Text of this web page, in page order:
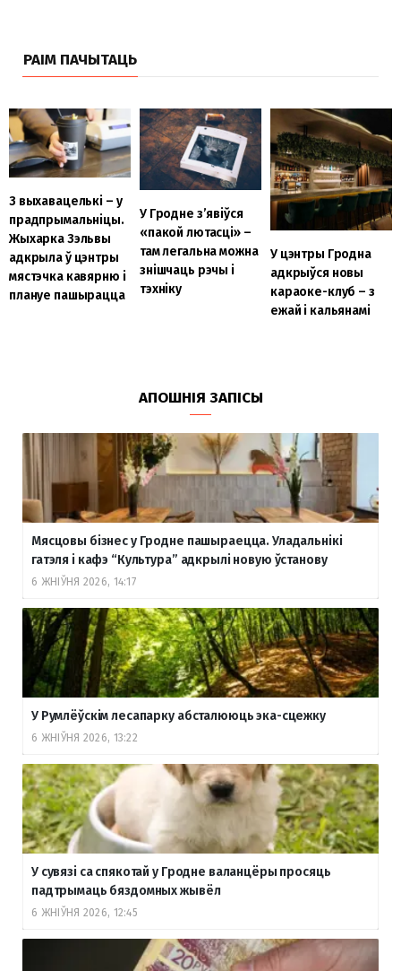
РАІМ ПАЧЫТАЦЬ
З выхавацелькі – у
прадпрымальніцы.
Жыхарка Зэльвы
адкрыла ў цэнтры
мястэчка кавярню і
плануе пашырацца
У Гродне з’явіўся
«пакой лютасці» –
там легальна можна
знішчаць рэчы і
тэхніку
У цэнтры Гродна
адкрыўся новы
караоке-клуб – з
ежай і кальянамі
АПОШНІЯ ЗАПІСЫ
Мясцовы бізнес у Гродне пашыраецца. Уладальнікі
гатэля і кафэ “Культура” адкрылі новую ўстанову
6 ЖНІЎНЯ 2026, 14:17
У Румлёўскім лесапарку абсталююць эка-сцежку
6 ЖНІЎНЯ 2026, 13:22
У сувязі са спякотай у Гродне валанцёры просяць
падтрымаць бяздомных жывёл
6 ЖНІЎНЯ 2026, 12:45